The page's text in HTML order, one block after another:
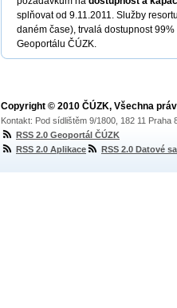
splňovat od 9.11.2011. Služby
daném čase), trvalá dostupnost
Geoportálu ČÚZK.
Copyright © 2010 ČÚZK, Všechna
Kontakt: Pod sídlištěm 9/1800, 182 11 Praha
RSS 2.0 Geoportál ČÚZK
RSS 2.0 Aplikace
RSS 2.0 Datové